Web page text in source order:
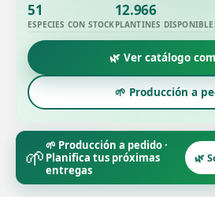
51
ESPECIES CON STOCK
12.966
PLANTINES
🌿 Ver catálogo
🌱 Producción a
🌱🌱 Producción a pedido ·
Planifica tus próximas
entregas
🌿